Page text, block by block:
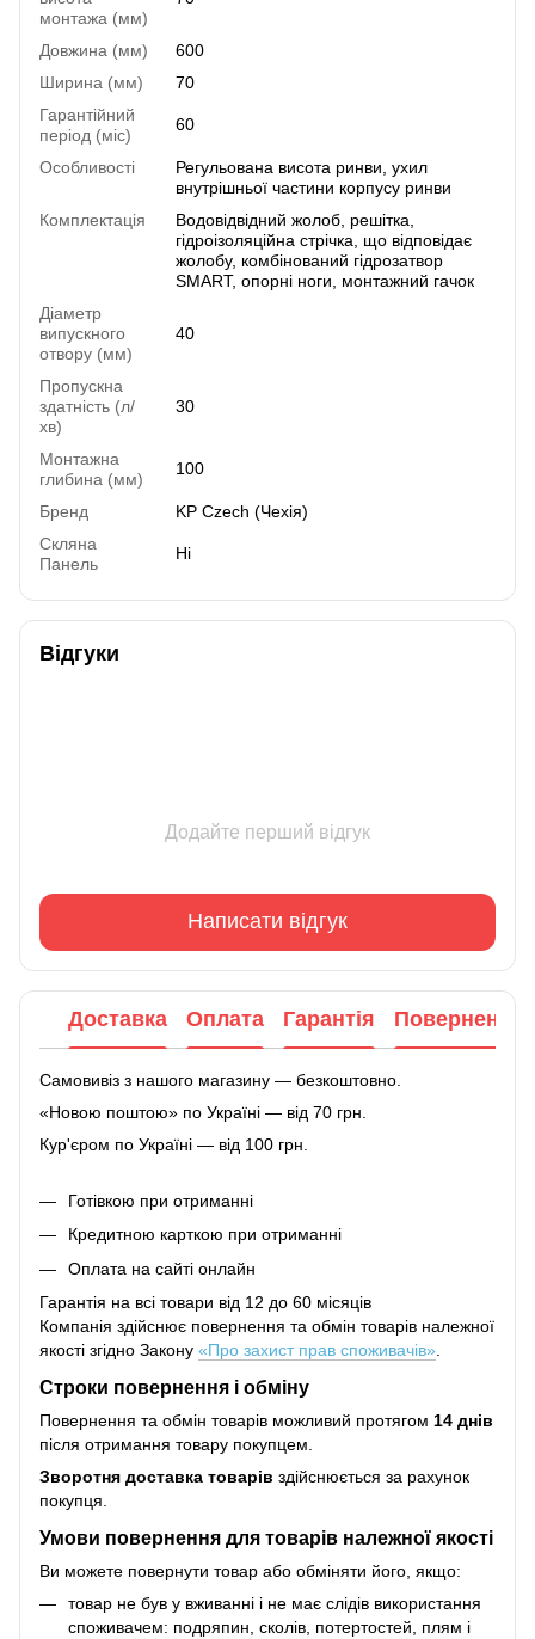
монтажа (мм)
Довжина (мм)
600
Ширина (мм)
70
Гарантійний
період (міс)
60
Особливості
Регульована висота ринви, ухил
внутрішньої частини корпусу ринви
Комплектація
Водовідвідний жолоб, решітка,
гідроізоляційна стрічка, що відповідає
жолобу, комбінований гідрозатвор
SMART, опорні ноги, монтажний гачок
Діаметр
випускного
отвору (мм)
40
Пропускна
здатність (л/
хв)
30
Монтажна
глибина (мм)
100
Бренд
KP Czech (Чехія)
Скляна
Панель
Ні
Відгуки
Додайте перший відгук
Написати відгук
Доставка Оплата Гарантія Повернення
Самовивіз з нашого магазину — безкоштовно.
«Новою поштою» по Україні — від 70 грн.
Кур'єром по Україні — від 100 грн.
Готівкою при отриманні
Кредитною карткою при отриманні
Оплата на сайті онлайн
Гарантія на всі товари від 12 до 60 місяців
Компанія здійснює повернення та обмін товарів належної
якості згідно Закону «Про захист прав споживачів»
Строки повернення і обміну
Повернення та обмін товарів можливий протягом 14 днів
після отримання товару покупцем.
Зворотня доставка товарів здійснюється за рахунок
покупця.
Умови повернення для товарів належної якості
Ви можете повернути товар або обміняти його, якщо:
товар не був у вживанні і не має слідів використання
споживачем: подряпин, сколів, потертостей, плям і